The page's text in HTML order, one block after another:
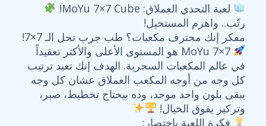
لعبة التحدي العملاق: MoYu 7×7 Cube!
رتّب.. واهزم المستحيل!
مفكر إنك محترف مكعبات؟ طب جرب تحل الـ 7×7!
MoYu 7×7 هو المستوى الأعلى والأكثر تعقيداً
في عالم المكعبات السحرية. الهدف إنك تعيد ترتيب
كل وجه من أوجه المكعب العملاق عشان كل وجه
يبقى بلون واحد موحد، وده بيحتاج تخطيط، صبر،
وتركيز يفوق الخيال!
فكرة اللعبة باختصار: